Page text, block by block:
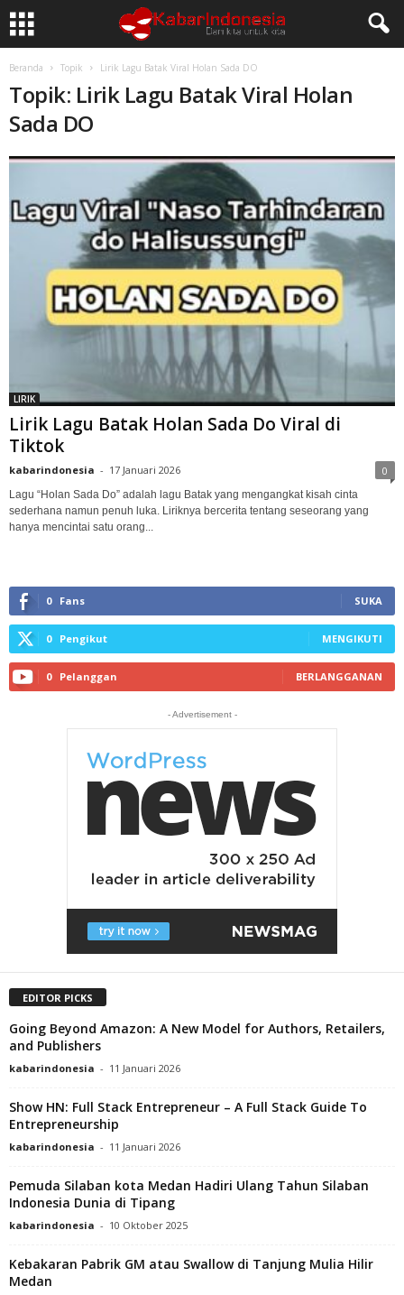
Beranda Topik Lirik Lagu Batak Viral Holan Sada DO
Topik: Lirik Lagu Batak Viral Holan
Sada DO
LIRIK
Lirik Lagu Batak Holan Sada Do Viral di
Tiktok
kabarindonesia - 17 Januari 2026 0
Lagu “Holan Sada Do” adalah lagu Batak yang mengangkat kisah cinta
sederhana namun penuh luka. Liriknya bercerita tentang seseorang yang
hanya mencintai satu orang...
0 Fans SUKA
0 Pengikut MENGIKUTI
0 Pelanggan BERLANGGANAN
- Advertisement -
EDITOR PICKS
Going Beyond Amazon: A New Model for Authors, Retailers,
and Publishers
kabarindonesia - 11 Januari 2026
Show HN: Full Stack Entrepreneur – A Full Stack Guide To
Entrepreneurship
kabarindonesia - 11 Januari 2026
Pemuda Silaban kota Medan Hadiri Ulang Tahun Silaban
Indonesia Dunia di Tipang
kabarindonesia - 10 Oktober 2025
Kebakaran Pabrik GM atau Swallow di Tanjung Mulia Hilir
Medan